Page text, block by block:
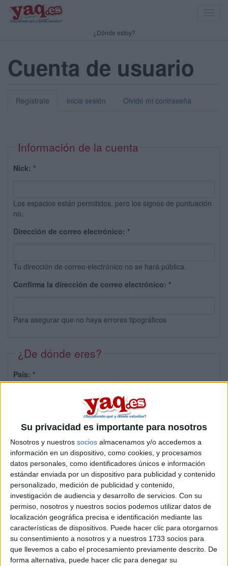
Su privacidad es importante para nosotros
Nosotros y nuestros socios almacenamos y/o accedemos a
información en un dispositivo, como cookies, y procesamos
datos personales, como identificadores únicos e información
estándar enviada por un dispositivo para publicidad y contenido
personalizado, medición de publicidad y contenido,
investigación de audiencia y desarrollo de servicios. Con su
permiso, nosotros y nuestros socios podemos utilizar datos de
localización geográfica precisa e identificación mediante las
características de dispositivos. Puede hacer clic para otorgarnos
su consentimiento a nosotros y a nuestros 1733 socios para
que llevemos a cabo el procesamiento previamente descrito. De
forma alternativa, puede hacer clic para denegar su
¿Dónde estoy?
Cuenta de usuario
Regístrate inicia sesión Olvidé mi contraseña
Información de la cuenta
Nick: *
Los espacios están permitidos, pero los signos de puntuación
no.
Dirección de correo electrónico: *
Tu dirección de correo electrónico no se hará pública.
Confirma la dirección de correo electrónico: *
Para asegurar que no haya errores tipográficos
¿De dónde eres?
País: *
Sobre ti
Soy:*
Chico
Chica
¿En qué año terminas (o terminaste) bachillerato o FP?